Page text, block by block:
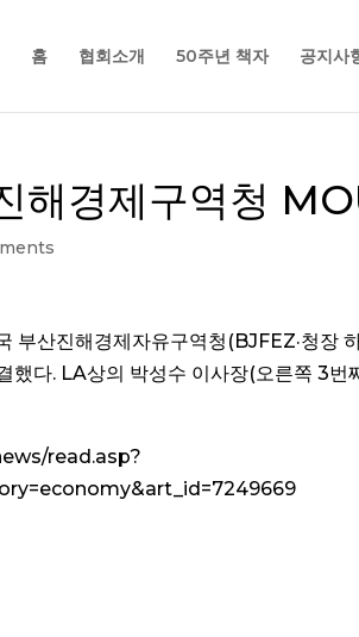
홈 협회소개 50주년 책자 공지사
해경제구역청
부산진해경제자유구역청(BJFEZ·청장
했다. LA상의 박성수 이사장(오른쪽 3번
read.asp?